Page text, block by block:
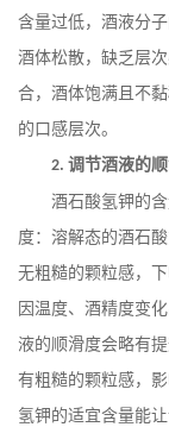
含量过低，酒液分
酒体松散，缺乏层
合，酒体饱满且不
的口感层次。
2. 调节酒液的
酒石酸氢钾的
度：溶解态的酒石
无粗糙的颗粒感，
因温度、酒精度变
液的顺滑度会略有
有粗糙的颗粒感，
氢钾的适宜含量能